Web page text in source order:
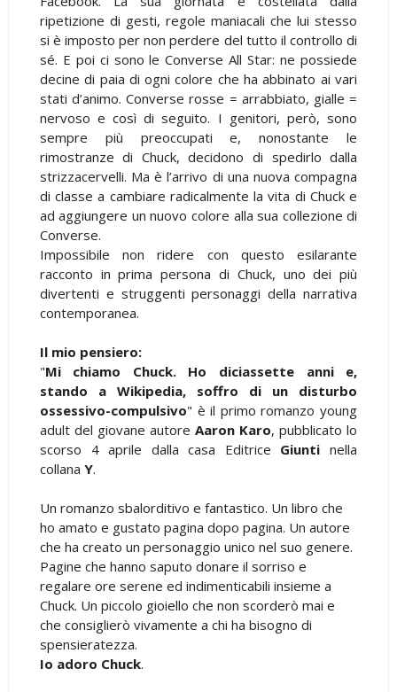
ripetizione di gesti, regole maniacali che lui stesso
si è imposto per non perdere del tutto il controllo di
sé. E poi ci sono le Converse All Star: ne possiede
decine di paia di ogni colore che ha abbinato ai vari
stati d’animo. Converse rosse = arrabbiato, gialle =
nervoso e così di seguito. I genitori, però, sono
sempre più preoccupati e, nonostante le
rimostranze di Chuck, decidono di spedirlo dalla
strizzacervelli. Ma è l’arrivo di una nuova compagna
di classe a cambiare radicalmente la vita di Chuck e
ad aggiungere un nuovo colore alla sua collezione di
Converse.
Impossibile non ridere con questo esilarante
racconto in prima persona di Chuck, uno dei più
divertenti e struggenti personaggi della narrativa
contemporanea.
Il mio pensiero:
"Mi chiamo Chuck. Ho diciassette anni e,
stando a Wikipedia, soffro di un disturbo
ossessivo-compulsivo" è il primo romanzo young
adult del giovane autore Aaron Karo, pubblicato lo
scorso 4 aprile dalla casa Editrice Giunti nella
collana Y.
Un romanzo sbalorditivo e fantastico. Un libro che
ho amato e gustato pagina dopo pagina. Un autore
che ha creato un personaggio unico nel suo genere.
Pagine che hanno saputo donare il sorriso e
regalare ore serene ed indimenticabili insieme a
Chuck. Un piccolo gioiello che non scorderò mai e
che consiglierò vivamente a chi ha bisogno di
spensieratezza.
Io adoro Chuck.